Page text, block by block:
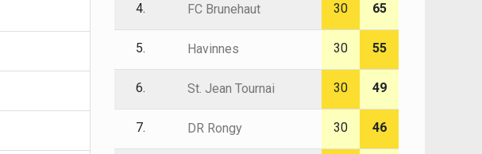
4. FC Brunehaut 30 65
5. Havinnes 30 55
6. St. Jean Tournai 30 49
7. DR Rongy 30 46